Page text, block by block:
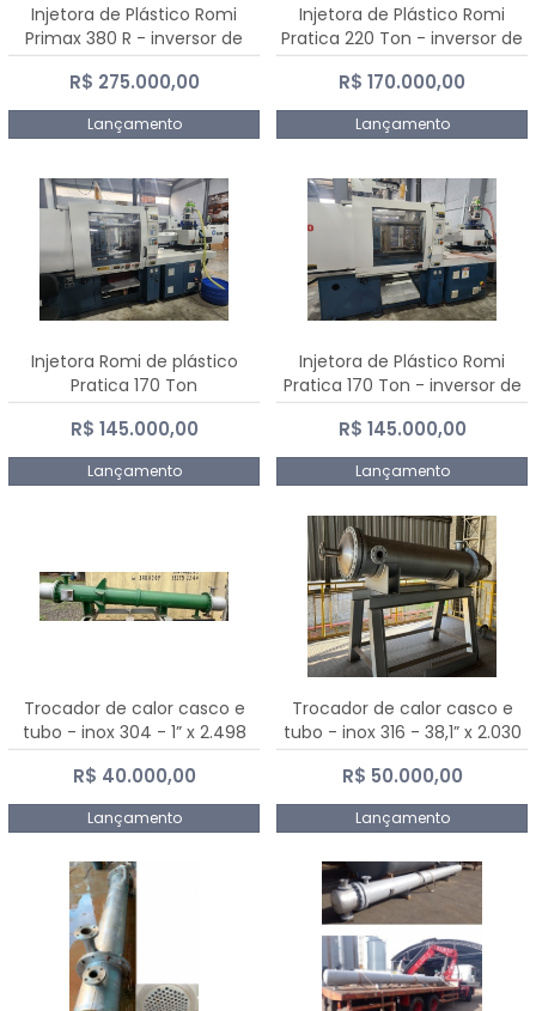
Injetora de Plástico Romi
Primax 380 R - inversor de
frequência NR 12
R$ 275.000,00
Lançamento
Injetora de Plástico Romi
Pratica 220 Ton - inversor de
frequência NR 12
R$ 170.000,00
Lançamento
Injetora Romi de plástico
Pratica 170 Ton
R$ 145.000,00
Lançamento
Injetora de Plástico Romi
Pratica 170 Ton - inversor de
frequência NR 12
R$ 145.000,00
Lançamento
Trocador de calor casco e
tubo - inox 304 - 1” x 2.498
mm
R$ 40.000,00
Lançamento
Trocador de calor casco e
tubo - inox 316 - 38,1” x 2.030
mm
R$ 50.000,00
Lançamento